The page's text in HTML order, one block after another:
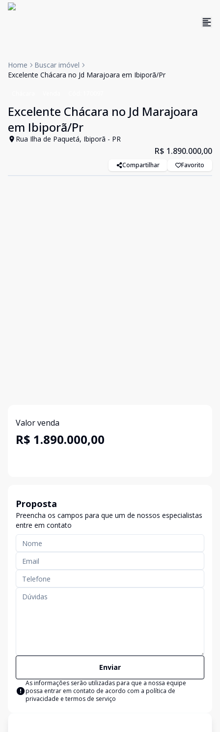
Home
Buscar imóvel
Excelente Chácara no Jd Marajoara em Ibiporã/Pr
Excelente Chácara no Jd Marajoara
em Ibiporã/Pr
Rua Ilha de Paquetá, Ibiporã - PR
R$ 1.890.000,00
Compartilhar Favorito
Valor venda
R$ 1.890.000,00
Proposta
Preencha os campos para que um de nossos especialistas
entre em contato
Enviar
As informações serão utilizadas para que a nossa equipe
possa entrar em contato de acordo com a política de
privacidade e termos de serviço